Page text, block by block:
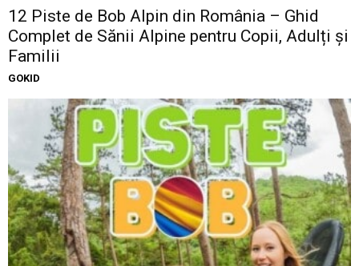
12 Piste de Bob Alpin din România – Ghid
Complet de Sănii Alpine pentru Copii, Adulți și
Familii
GOKID